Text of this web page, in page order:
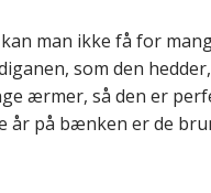
man ikke få for
som den
ærmer, så den er
år på bænken er de